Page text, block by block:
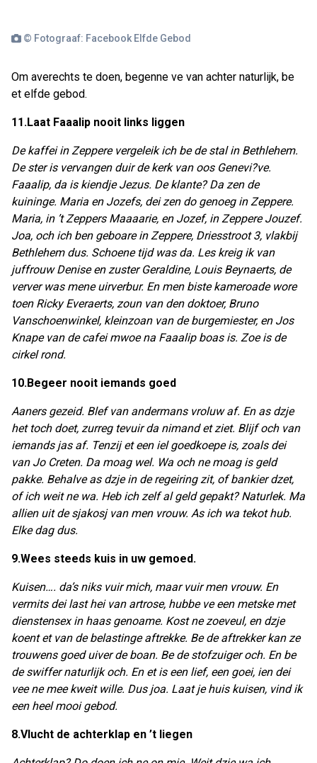
© Fotograaf: Facebook Elfde Gebod
Om averechts te doen, begenne ve van achter naturlijk, be
et elfde gebod.
11.Laat Faaalip nooit links liggen
De kaffei in Zeppere vergeleik ich be de stal in Bethlehem.
De ster is vervangen duir de kerk van oos Genevi?ve.
Faaalip, da is kiendje Jezus. De klante? Da zen de
kuininge. Maria en Jozefs, dei zen do genoeg in Zeppere.
Maria, in ’t Zeppers Maaaarie, en Jozef, in Zeppere Jouzef.
Joa, och ich ben geboare in Zeppere, Driesstroot 3, vlakbij
Bethlehem dus. Schoene tijd was da. Les kreig ik van
juffrouw Denise en zuster Geraldine, Louis Beynaerts, de
verver was mene uirverbur. En men biste kameroade wore
toen Ricky Everaerts, zoun van den doktoer, Bruno
Vanschoenwinkel, kleinzoan van de burgemiester, en Jos
Knape van de cafei mwoe na Faaalip boas is. Zoe is de
cirkel rond.
10.Begeer nooit iemands goed
Aaners gezeid. Blef van andermans vroluw af. En as dzje
het toch doet, zurreg tevuir da nimand et ziet. Blijf och van
iemands jas af. Tenzij et een iel goedkoepe is, zoals dei
van Jo Creten. Da moag wel. Wa och ne moag is geld
pakke. Behalve as dzje in de regeiring zit, of bankier dzet,
of ich weit ne wa. Heb ich zelf al geld gepakt? Naturlek. Ma
allien uit de sjakosj van men vrouw. As ich wa tekot hub.
Elke dag dus.
9.Wees steeds kuis in uw gemoed.
Kuisen…. da’s niks vuir mich, maar vuir men vrouw. En
vermits dei last hei van artrose, hubbe ve een metske met
dienstensex in haas genoame. Kost ne zoeveul, en dzje
koent et van de belastinge aftrekke. Be de aftrekker kan ze
trouwens goed uiver de boan. Be de stofzuiger och. En be
de swiffer naturlijk och. En et is een lief, een goei, ien dei
vee ne mee kweit wille. Dus joa. Laat je huis kuisen, vind ik
een heel mooi gebod.
8.Vlucht de achterklap en ’t liegen